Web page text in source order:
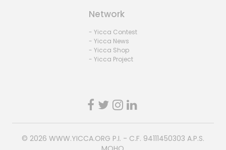
Network
- Yicca Contest
- Yicca News
- Yicca Shop
- Yicca Project
© 2026 WWW.YICCA.ORG P.I. - C.F. 94111450303 A.P.S.